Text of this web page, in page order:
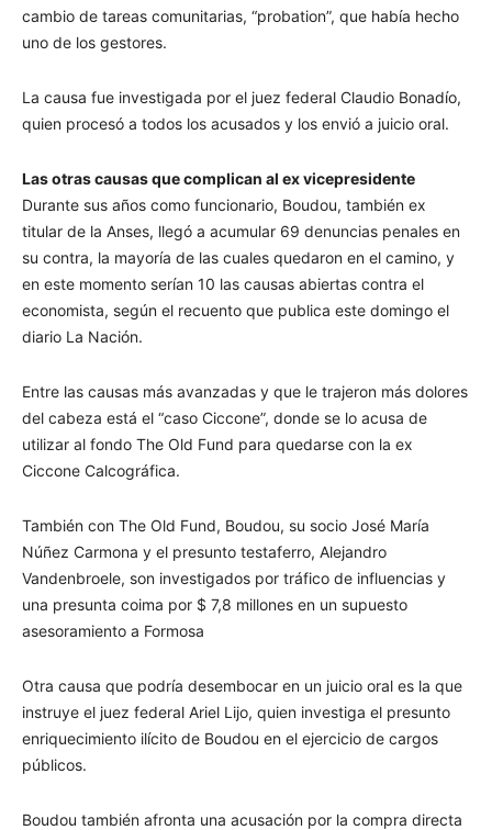
cambio de tareas comunitarias, “probation”, que había hecho
uno de los gestores.
La causa fue investigada por el juez federal Claudio Bonadío,
quien procesó a todos los acusados y los envió a juicio oral.
Las otras causas que complican al ex vicepresidente
Durante sus años como funcionario, Boudou, también ex
titular de la Anses, llegó a acumular 69 denuncias penales en
su contra, la mayoría de las cuales quedaron en el camino, y
en este momento serían 10 las causas abiertas contra el
economista, según el recuento que publica este domingo el
diario La Nación.
Entre las causas más avanzadas y que le trajeron más dolores
del cabeza está el “caso Ciccone”, donde se lo acusa de
utilizar al fondo The Old Fund para quedarse con la ex
Ciccone Calcográfica.
También con The Old Fund, Boudou, su socio José María
Núñez Carmona y el presunto testaferro, Alejandro
Vandenbroele, son investigados por tráfico de influencias y
una presunta coima por $ 7,8 millones en un supuesto
asesoramiento a Formosa
Otra causa que podría desembocar en un juicio oral es la que
instruye el juez federal Ariel Lijo, quien investiga el presunto
enriquecimiento ilícito de Boudou en el ejercicio de cargos
públicos.
Boudou también afronta una acusación por la compra directa